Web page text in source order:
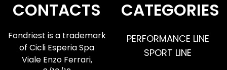
CONTACTS
Fondriest is a trademark
of Cicli Esperia Spa
Viale Enzo Ferrari,
CATEGORIES
PERFORMANCE LINE
SPORT LINE